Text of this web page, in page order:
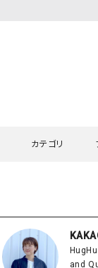
チュニック
カテゴリ
ス・チュニックラッピンナイン
hagumu（ハグ
and